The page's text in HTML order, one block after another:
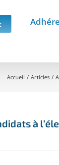
Accueil Articles
à